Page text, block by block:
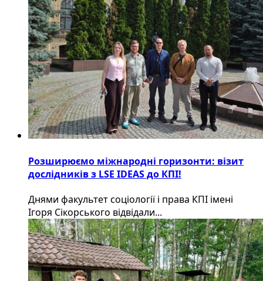
Розширюємо міжнародні горизонти: візит
дослідників з LSE IDEAS до КПІ!
Днями факультет соціології і права КПІ імені
Ігоря Сікорського відвідали...